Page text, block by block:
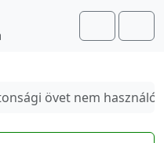
övet nem